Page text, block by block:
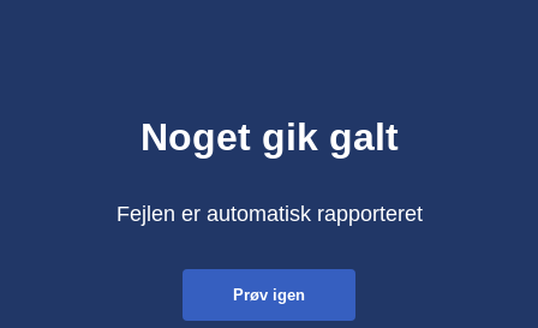
Noget gik galt
Fejlen er automatisk rapporteret
Prøv igen